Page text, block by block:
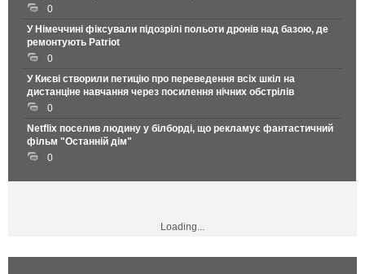
0
У Німеччині фіксували підозрілі польоти дронів над базою, де
ремонтують Patriot
0
У Києві створили петицію про переведення всіх шкіл на
дистанціне навчання через посилення нічних обстрілів
0
Netflix поселив людину у білборді, що рекламує фантастичний
фільм "Останній дім"
0
Loading...